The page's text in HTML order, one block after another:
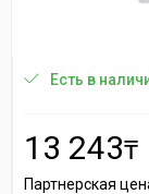
Есть в
13 243₸
Партнерская